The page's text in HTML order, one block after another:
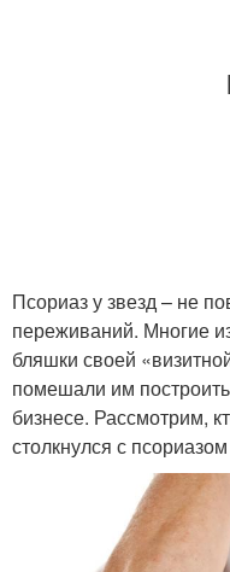
Псориаз у звезд – не
переживаний. Многие
бляшки своей
помешали им
бизнесе. Рассмотрим,
столкнулся с